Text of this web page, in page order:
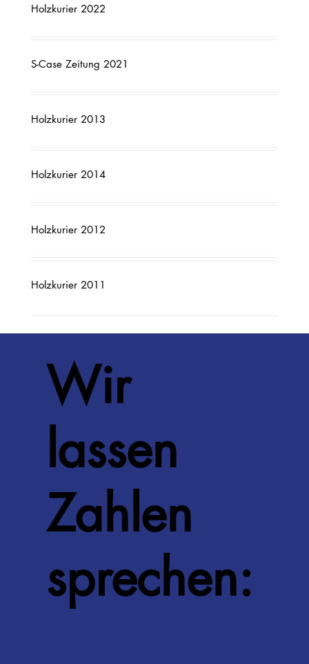
Wir
lassen
Zahlen
sprechen:
Holzkurier 2022
S-Case Zeitung 2021
Holzkurier 2013
Holzkurier 2014
Holzkurier 2012
Holzkurier 2011